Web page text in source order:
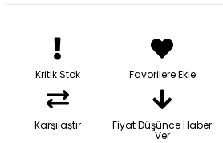
Kritik Stok Favorilere Ekle
Karşılaştır Fiyat Düşünce Haber
Ver